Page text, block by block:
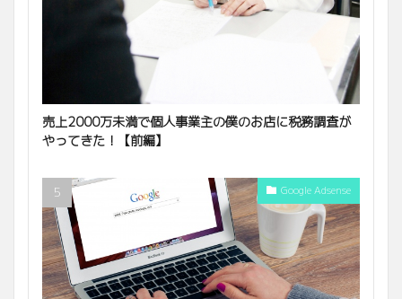
売上2000万未満で個人事業主の僕のお店に税務調査が
やってきた！【前編】
Google Adsense